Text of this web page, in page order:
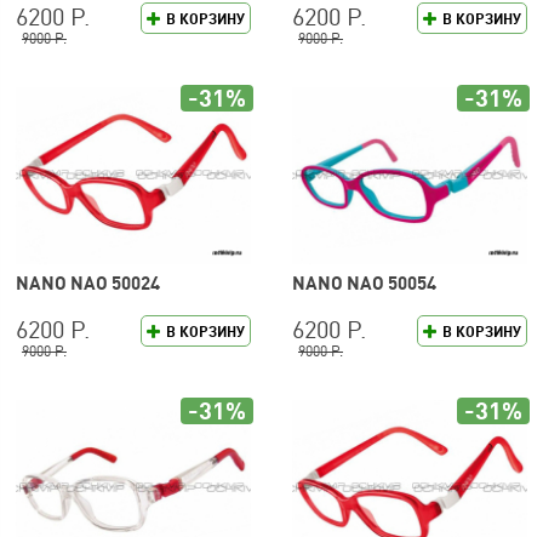
В КОРЗИНУ
6200 Р.
9000 Р.
В КОРЗИНУ
6200 Р.
9000 Р.
NANO NAO 50024
В КОРЗИНУ
6200 Р.
9000 Р.
-31%
NANO NAO 50054
В КОРЗИНУ
6200 Р.
9000 Р.
-31%
-31% -31%